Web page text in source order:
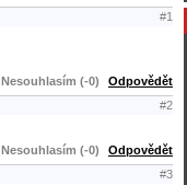
#1
Nesouhlasím (-0) Odpovědět
#2
Nesouhlasím (-0) Odpovědět
#3